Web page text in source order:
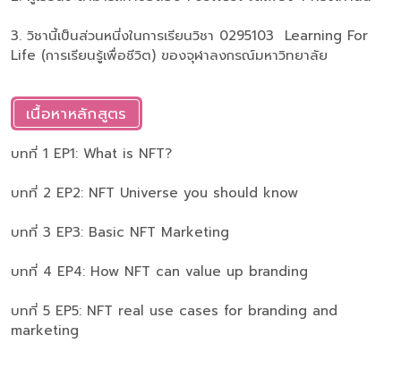
3. วิชานี้เป็นส่วนหนี่งในการเรียนวิชา 0295103 Learning For
Life (การเรียนรู้เพื่อชีวิต) ของจุฬาลงกรณ์มหาวิทยาลัย
เนื้อหาหลักสูตร
บทที่ 1 EP1: What is NFT?
บทที่ 2 EP2: NFT Universe you should know
บทที่ 3 EP3: Basic NFT Marketing
บทที่ 4 EP4: How NFT can value up branding
บทที่ 5 EP5: NFT real use cases for branding and
marketing